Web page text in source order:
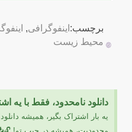
برچسب: اینفوگرافی,
محیط زیست
دانلود نامحدود، فقط با یه
یه بار اشتراک بگیر، همیشه